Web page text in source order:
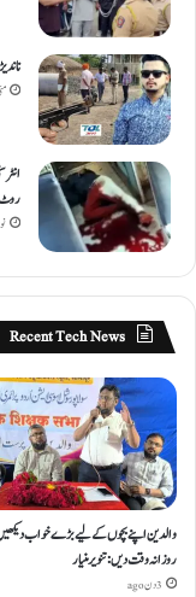
مئی
روٹ
Recent Tech News
والدین اپنے بچوں کے لیے بڑے خواب
روزانہ وقت دیں : تنویر منیار
3 دن ago